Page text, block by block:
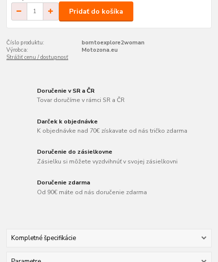
Pridať do košíka
Číslo produktu:
borntoexplore2woman
Výrobca:
Motozona.eu
Strážiť cenu / dostupnosť
Doručenie v SR a ČR
Tovar doručíme v rámci SR a ČR
Darček k objednávke
K objednávke nad 70€ získavate od nás tričko zdarma
Doručenie do zásielkovne
Zásielku si môžete vyzdvihnúť v svojej zásielkovni
Doručenie zdarma
Od 90€ máte od nás doručenie zdarma
Kompletné špecifikácie